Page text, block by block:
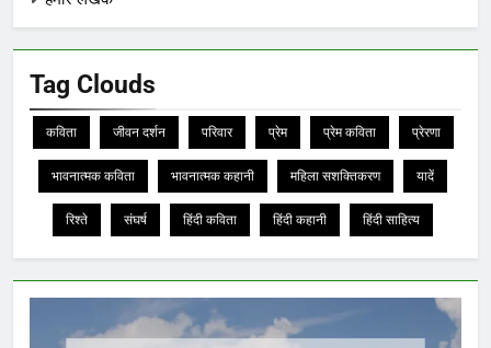
Tag Clouds
कविता जीवन दर्शन परिवार प्रेम प्रेम कविता प्रेरणा
भावनात्मक कविता भावनात्मक कहानी महिला सशक्तिकरण यादें
रिश्ते संघर्ष हिंदी कविता हिंदी कहानी हिंदी साहित्य